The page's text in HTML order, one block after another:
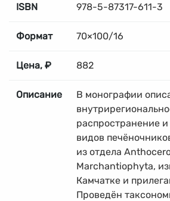
ISBN 978-5-87317-611-3
Формат 70×100/16
Цена, ₽ 882
Описание
В монографии
распространение и
видов
из отдела
Marchantiophyta,
Камчатке и
Проведён